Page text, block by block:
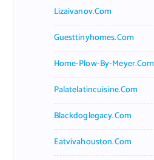
Lizaivanov.com
Guesttinyhomes.com
Home-Plow-By-Meyer.com
Palatelatincuisine.com
Blackdoglegacy.com
Eatvivahouston.com